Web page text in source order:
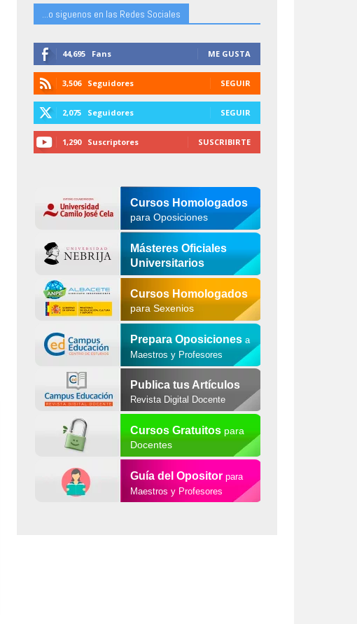
...o siguenos en las Redes Sociales
44,695 Fans ME GUSTA
3,506 Seguidores SEGUIR
2,075 Seguidores SEGUIR
1,290 Suscriptores SUSCRIBIRTE
Cursos Homologados
para Oposiciones
Másteres Oficiales
Universitarios
Cursos Homologados
para Sexenios
Prepara Oposiciones a
Maestros y Profesores
Publica tus Artículos
Revista Digital Docente
Cursos Gratuitospara
Docentes
Guía del Opositor para
Maestros y Profesores